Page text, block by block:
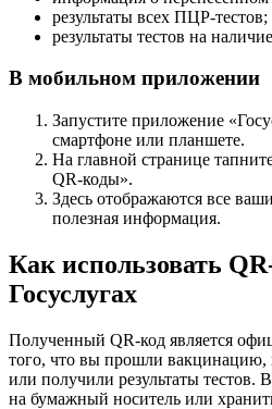
результаты всех ПЦР-тестов;
результаты тестов на
В мобильном приложении
Запустите приложение
смартфоне или планшете.
На главной странице
QR-коды».
Здесь отображаются все
полезная информация.
Как использовать
Госуслугах
Полученный QR-код является
того, что вы прошли вакцинацию,
или получили результаты тестов.
на бумажный носитель или